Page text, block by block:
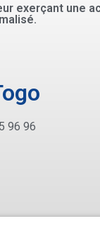
exerçant une
96 96